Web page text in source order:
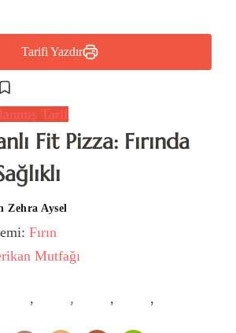
Tarifi Yazdır
Tarif
Fit Pizza: Fırında
Zehra Aysel
Fırın
Mutfağı
Aperatif,Atıştırmalık
,
Tarifler, ,